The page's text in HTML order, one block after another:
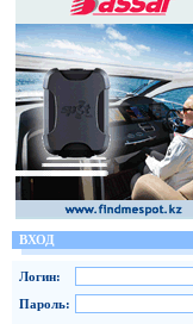
ВХОД
Логин:
Пароль: